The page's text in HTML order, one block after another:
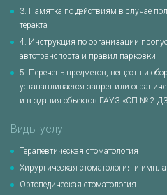
3. Памятка по действиям в случае
теракта
4. Инструкция по организации
автотранспорта и правил парковки
5. Перечень предметов, веществ и
устанавливается запрет или
и в здания объектов ГАУЗ «СП № 2
Виды услуг
Терапевтическая стоматология
Хирургическая стоматология и
Ортопедическая стоматология